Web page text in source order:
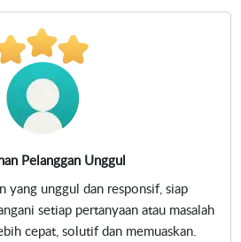
Pelanggan Unggul
yang unggul dan responsif, siap
setiap pertanyaan atau masalah
cepat, solutif dan memuaskan.